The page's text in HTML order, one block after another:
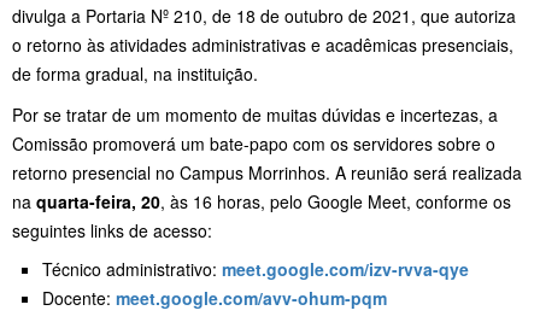
divulga a Portaria Nº 210, de 18 de outubro de 2021, que autoriza
o retorno às atividades administrativas e acadêmicas presenciais,
de forma gradual, na instituição.
Por se tratar de um momento de muitas dúvidas e incertezas, a
Comissão promoverá um bate-papo com os servidores sobre o
retorno presencial no Campus Morrinhos. A reunião será realizada
na quarta-feira, 20, às 16 horas, pelo Google Meet, conforme os
seguintes links de acesso:
Técnico administrativo: meet.google.com/izv-rvva-qye
Docente: meet.google.com/avv-ohum-pqm